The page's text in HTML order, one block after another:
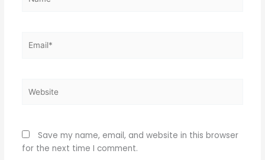
Save my name, email, and website in this browser
for the next time I comment.